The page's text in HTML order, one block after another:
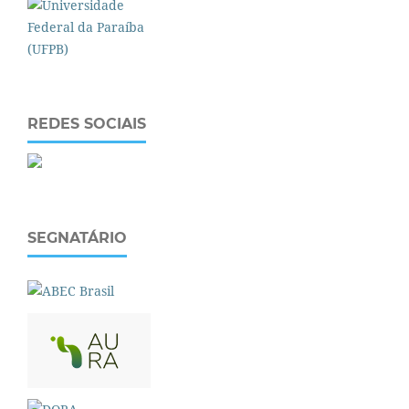
REDES SOCIAIS
SEGNATÁRIO